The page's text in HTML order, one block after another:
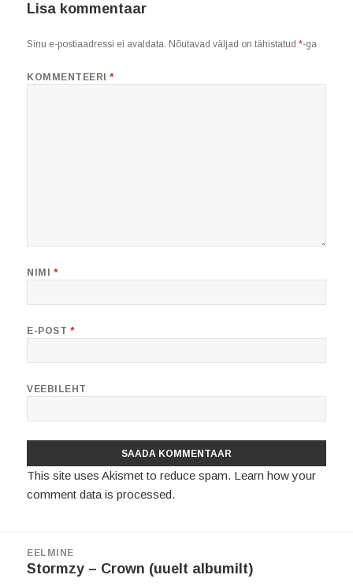
Lisa kommentaar
Sinu e-postiaadressi ei avaldata. Nõutavad väljad on tähistatud*-ga
KOMMENTEERI*
NIMI *
E-POST *
VEEBILEHT
This site uses Akismet to reduce spam. Learn how your
comment data is processed.
EELMINE
Eelmine
Stormzy – Crown (uuelt albumilt)